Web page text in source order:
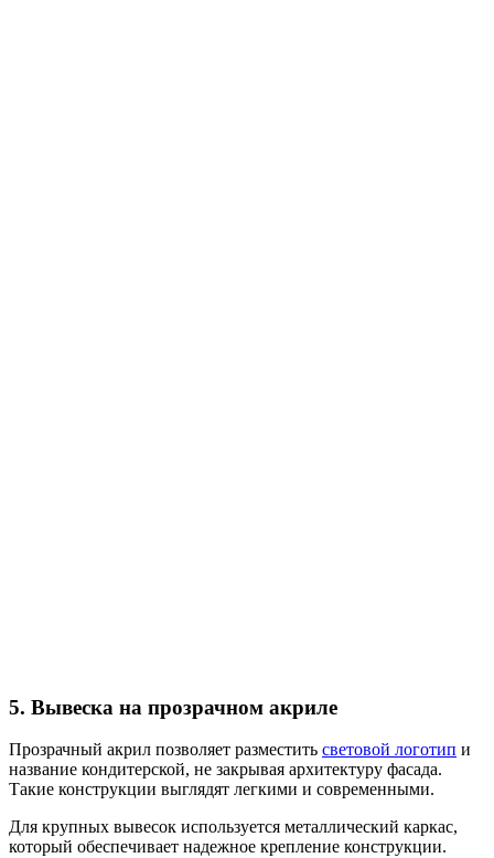
5. Вывеска на прозрачном акриле
Прозрачный акрил позволяет разместить световой логотип и
название кондитерской, не закрывая архитектуру фасада.
Такие конструкции выглядят легкими и современными.
Для крупных вывесок используется металлический каркас,
который обеспечивает надежное крепление конструкции.